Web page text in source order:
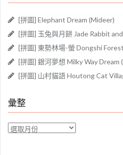
[拼圖] Elephant Dream (Mideer)
[拼圖] 玉兔與月餅 Jade Rabbit
[拼圖] 東勢林場-螢 Dongshi
[拼圖] 銀河夢想 Milky Way Dream
[拼圖] 山村貓語 Houtong Cat
彙整
彙